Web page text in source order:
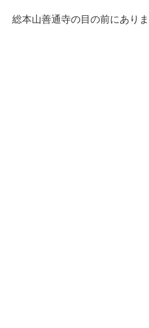
総本山善通寺の目の前にありま